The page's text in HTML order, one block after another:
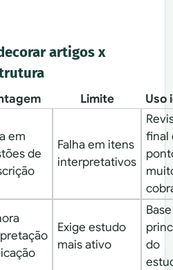
artigos x
Limite Uso
em
de
Falha em itens
interpretativos
final
Exige estudo
mais ativo
Base
do